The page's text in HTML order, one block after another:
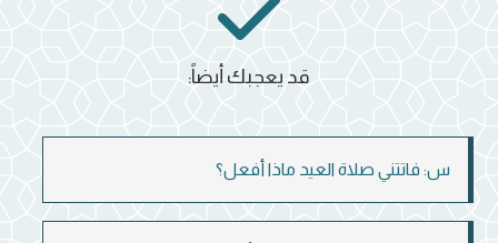
س: فاتتني صلاة العيد ماذا أفعل؟
قد يعجبك أيضاً: